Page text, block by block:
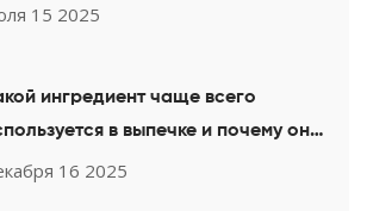
15 2025
ингредиент чаще всего
в выпечке и почему он
16 2025